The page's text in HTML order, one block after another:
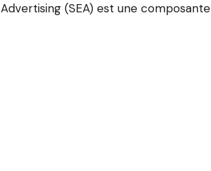
(SEA) est une composante